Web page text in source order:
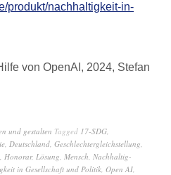
produkt/nachhaltigkeit-in-
von OpenAI, 2024, Stefan
und gestalten Tagged 17-SDG,
, Deutschland, Geschlechtergleichstellung,
, Honorar, Lösung, Mensch, Nachhaltig-
in Gesellschaft und Politik, Open AI,